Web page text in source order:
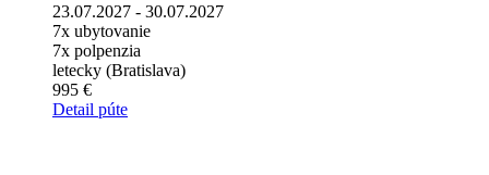
23.07.2027 - 30.07.2027
7x ubytovanie
7x polpenzia
letecky (Bratislava)
995 €
Detail púte